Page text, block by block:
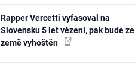
Rapper Vercetti vyfasoval na
Slovensku 5 let vězení, pak bude ze
země vyhoštěn